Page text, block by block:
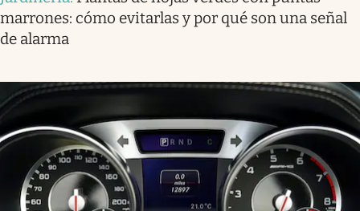
marrones: cómo evitarlas y por qué son una señal
de alarma